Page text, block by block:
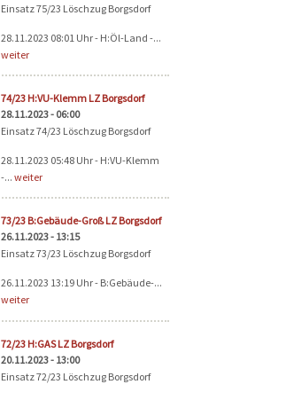
Einsatz 75/23 Löschzug Borgsdorf
28.11.2023 08:01 Uhr - H:Öl-Land -...
weiter
74/23 H:VU-Klemm LZ Borgsdorf
28.11.2023 - 06:00
Einsatz 74/23 Löschzug Borgsdorf
28.11.2023 05:48 Uhr - H:VU-Klemm
-... weiter
73/23 B:Gebäude-Groß LZ Borgsdorf
26.11.2023 - 13:15
Einsatz 73/23 Löschzug Borgsdorf
26.11.2023 13:19 Uhr - B:Gebäude-...
weiter
72/23 H:GAS LZ Borgsdorf
20.11.2023 - 13:00
Einsatz 72/23 Löschzug Borgsdorf